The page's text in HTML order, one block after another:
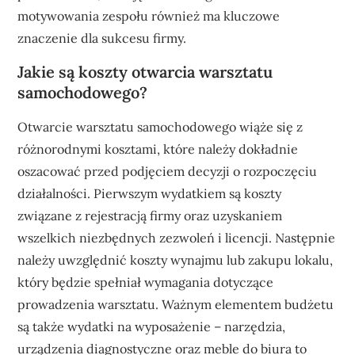
motywowania zespołu również ma kluczowe
znaczenie dla sukcesu firmy.
Jakie są koszty otwarcia warsztatu
samochodowego?
Otwarcie warsztatu samochodowego wiąże się z
różnorodnymi kosztami, które należy dokładnie
oszacować przed podjęciem decyzji o rozpoczęciu
działalności. Pierwszym wydatkiem są koszty
związane z rejestracją firmy oraz uzyskaniem
wszelkich niezbędnych zezwoleń i licencji. Następnie
należy uwzględnić koszty wynajmu lub zakupu lokalu,
który będzie spełniał wymagania dotyczące
prowadzenia warsztatu. Ważnym elementem budżetu
są także wydatki na wyposażenie – narzędzia,
urządzenia diagnostyczne oraz meble do biura to